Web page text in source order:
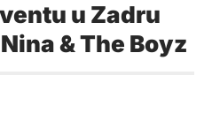
u Zadru
& The Boyz